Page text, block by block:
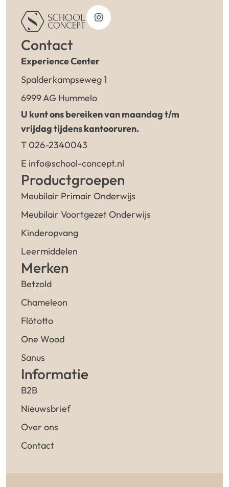
Contact
Experience Center
Spalderkampseweg 1
6999 AG Hummelo
U kunt ons bereiken van maandag t/m
vrijdag tijdens kantooruren.
T 026-2340043
E info@school-concept.nl
Productgroepen
Meubilair Primair Onderwijs
Meubilair Voortgezet Onderwijs
Kinderopvang
Leermiddelen
Merken
Betzold
Chameleon
Flötotto
One Wood
Sanus
Informatie
B2B
Nieuwsbrief
Over ons
Contact